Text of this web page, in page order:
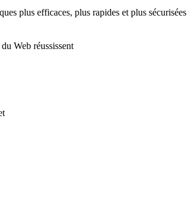
plus efficaces, plus rapides et plus sécurisées
Web réussissent